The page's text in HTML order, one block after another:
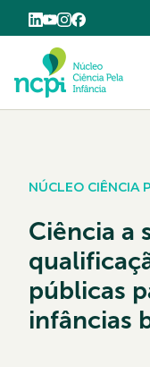
NÚCLEO CIÊNCIA
Ciência a
públicas
infâncias